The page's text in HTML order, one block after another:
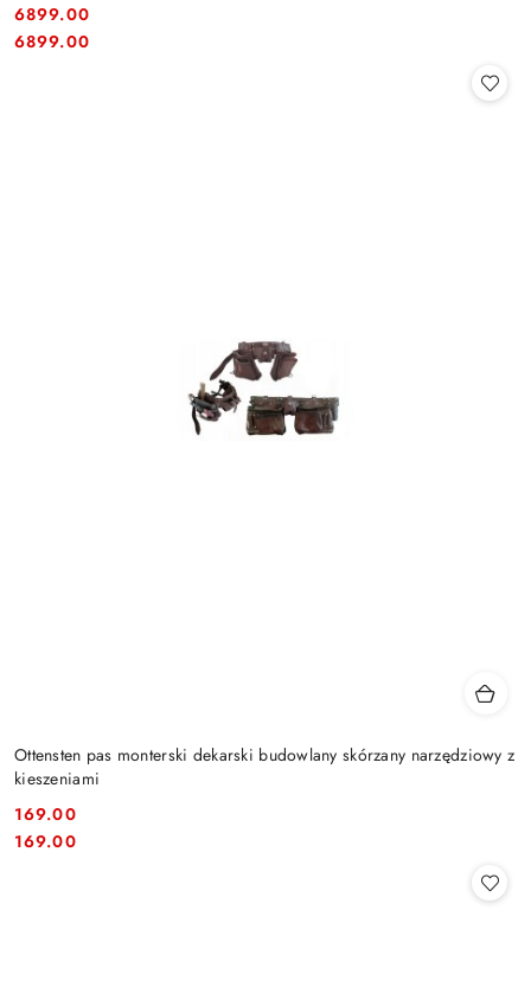
Cena:
6899.00
Cena:
6899.00
Ottensten pas monterski dekarski budowlany skórzany narzędziowy z
kieszeniami
Cena:
169.00
Cena:
169.00